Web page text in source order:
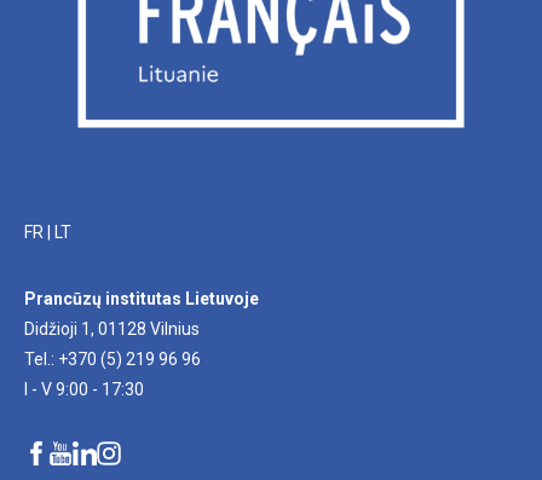
FR LT
Prancūzų institutas Lietuvoje
Didžioji 1, 01128 Vilnius
Tel.: +370 (5) 219 96 96
I - V 9:00 - 17:30